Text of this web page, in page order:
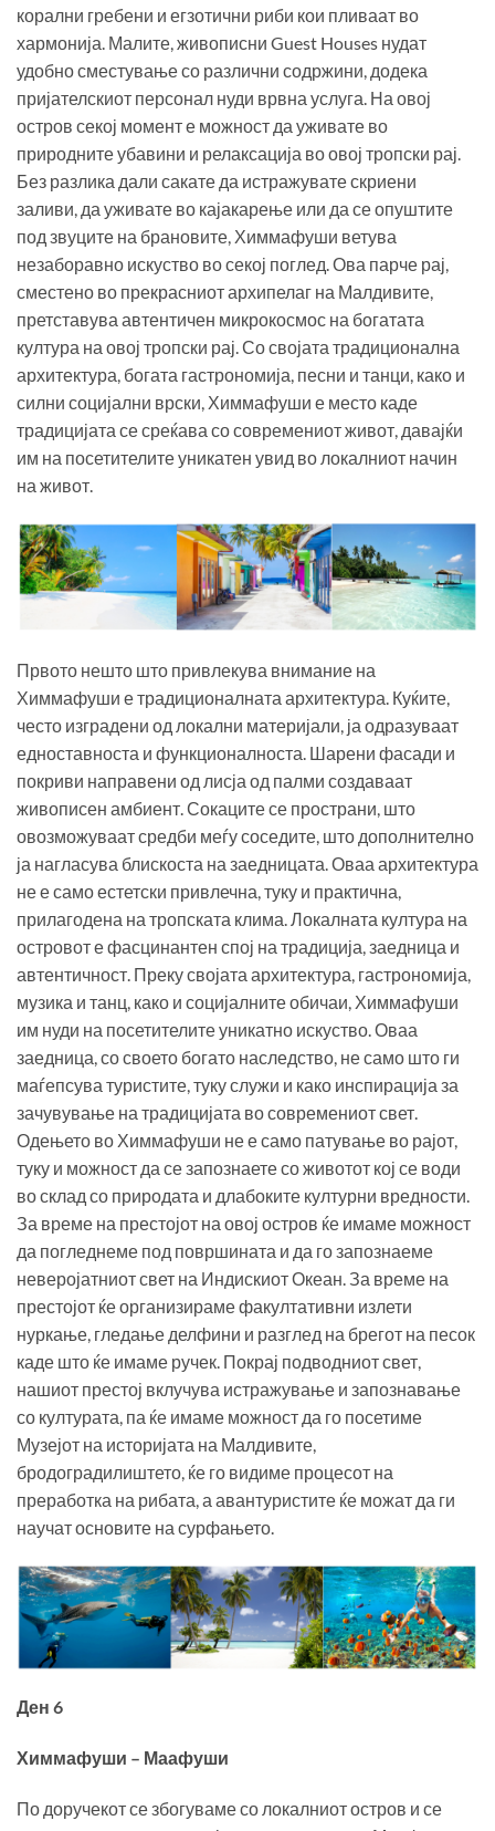
корални гребени и егзотични риби кои пливаат во
хармонија. Малите, живописни Guest Houses нудат
удобно сместување со различни содржини, додека
пријателскиот персонал нуди врвна услуга. На овој
остров секој момент е можност да уживате во
природните убавини и релаксација во овој тропски рај.
Без разлика дали сакате да истражувате скриени
заливи, да уживате во кајакарење или да се опуштите
под звуците на брановите, Химмафуши ветува
незаборавно искуство во секој поглед. Ова парче рај,
сместено во прекрасниот архипелаг на Малдивите,
претставува автентичен микрокосмос на богатата
култура на овој тропски рај. Со својата традиционална
архитектура, богата гастрономија, песни и танци, како и
силни социјални врски, Химмафуши е место каде
традицијата се среќава со современиот живот, давајќи
им на посетителите уникатен увид во локалниот начин
на живот.
Првото нешто што привлекува внимание на
Химмафуши е традиционалната архитектура. Куќите,
често изградени од локални материјали, ја одразуваат
едноставноста и функционалноста. Шарени фасади и
покриви направени од лисја од палми создаваат
живописен амбиент. Сокаците се пространи, што
овозможуваат средби меѓу соседите, што дополнително
ја нагласува блискоста на заедницата. Оваа архитектура
не е само естетски привлечна, туку и практична,
прилагодена на тропската клима. Локалната култура на
островот е фасцинантен спој на традиција, заедница и
автентичност. Преку својата архитектура, гастрономија,
музика и танц, како и социјалните обичаи, Химмафуши
им нуди на посетителите уникатно искуство. Оваа
заедница, со своето богато наследство, не само што ги
маѓепсува туристите, туку служи и како инспирација за
зачувување на традицијата во современиот свет.
Одењето во Химмафуши не е само патување во рајот,
туку и можност да се запознаете со животот кој се води
во склад со природата и длабоките културни вредности.
За време на престојот на овој остров ќе имаме можност
да погледнеме под површината и да го запознаеме
неверојатниот свет на Индискиот Океан. За време на
престојот ќе организираме факултативни излети
нуркање, гледање делфини и разглед на брегот на песок
каде што ќе имаме ручек. Покрај подводниот свет,
нашиот престој вклучува истражување и запознавање
со културата, па ќе имаме можност да го посетиме
Музејот на историјата на Малдивите,
бродоградилиштето, ќе го видиме процесот на
преработка на рибата, а авантуристите ќе можат да ги
научат основите на сурфањето.
Ден 6
Химмафуши – Маафуши
По доручекот се збогуваме со локалниот остров и се